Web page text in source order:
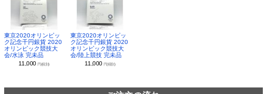
東京2020オリンピッ
ク記念千円銀貨 2020
オリンピック競技大
会/水泳 完未品
11,000円(税別)
東京2020オリンピッ
ク記念千円銀貨 2020
オリンピック競技大
会/陸上競技 完未品
11,000 円(税別)